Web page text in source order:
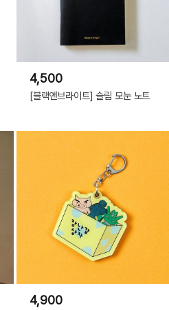
4,500
[블랙앤브라이트] 슬림 모눈 노트
4,900